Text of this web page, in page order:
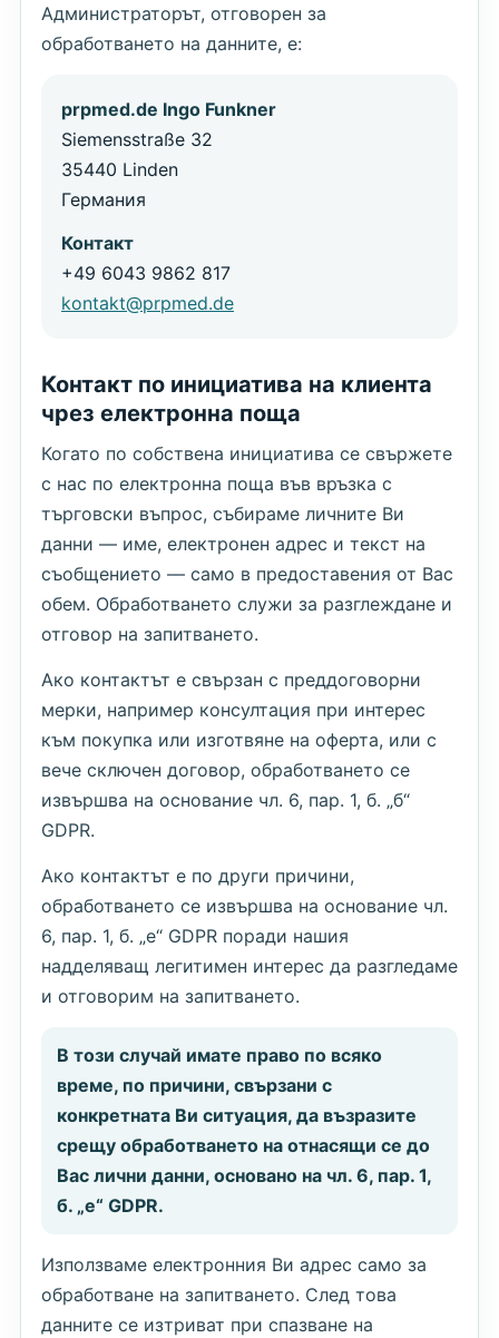
Администраторът, отговорен за
обработването на данните, е:
prpmed.de Ingo Funkner
Siemensstraße 32
35440 Linden
Германия
Контакт
+49 6043 9862 817
kontakt@prpmed.de
Контакт по инициатива на клиента
чрез електронна поща
Когато по собствена инициатива се свържете
с нас по електронна поща във връзка с
търговски въпрос, събираме личните Ви
данни — име, електронен адрес и текст на
съобщението — само в предоставения от Вас
обем. Обработването служи за разглеждане и
отговор на запитването.
Ако контактът е свързан с преддоговорни
мерки, например консултация при интерес
към покупка или изготвяне на оферта, или с
вече сключен договор, обработването се
извършва на основание чл. 6, пар. 1, б. „б“
GDPR.
Ако контактът е по други причини,
обработването се извършва на основание чл.
6, пар. 1, б. „е“ GDPR поради нашия
надделяващ легитимен интерес да разгледаме
и отговорим на запитването.
В този случай имате право по всяко
време, по причини, свързани с
конкретната Ви ситуация, да възразите
срещу обработването на отнасящи се до
Вас лични данни, основано на чл. 6, пар. 1,
б. „е“ GDPR.
Използваме електронния Ви адрес само за
обработване на запитването. След това
данните се изтриват при спазване на